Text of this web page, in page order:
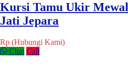
Kursi Tamu Ukir
Jati Jepara
Rp (Hubungi Kami)
Chat Call